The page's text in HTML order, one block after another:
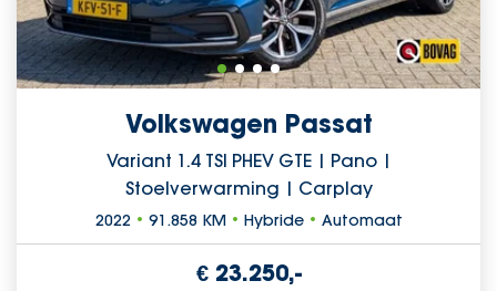
Volkswagen Passat
Variant 1.4 TSI PHEV GTE | Pano |
Stoelverwarming | Carplay
2022 • 91.858 KM• Hybride• Automaat
€ 23.250,-